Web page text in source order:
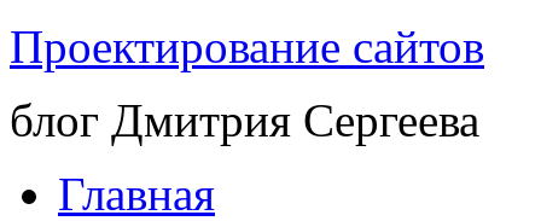
Проектирование сайтов
блог Дмитрия Сергеева
Главная